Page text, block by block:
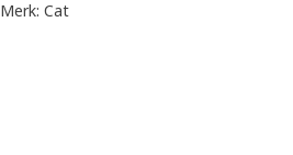
Merk: Cat